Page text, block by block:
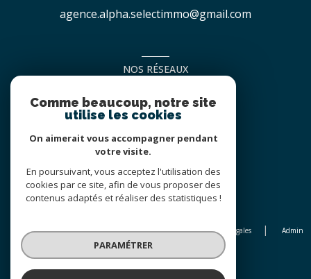
agence.alpha.selectimmo@gmail.com
NOS RÉSEAUX
NOUS SUIVRE
Nos honoraires
Nos partenaires Mentions légales
Admin
Politique RGPD
Cookies
Comme beaucoup, notre site
utilise les cookies
On aimerait vous accompagner pendant
votre visite.
En poursuivant, vous acceptez l'utilisation des
cookies par ce site, afin de vous proposer des
contenus adaptés et réaliser des statistiques !
PARAMÉTRER